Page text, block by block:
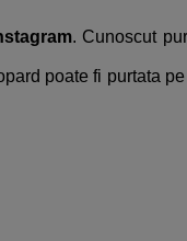
. Cunoscut
poate fi purtata